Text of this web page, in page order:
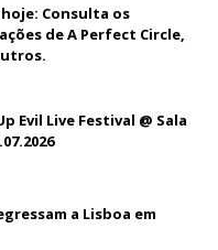
hoje: Consulta os
de A Perfect Circle,
Evil Live Festival @ Sala
a Lisboa em